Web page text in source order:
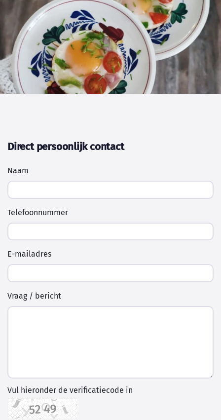
Direct persoonlijk contact
Naam
Telefoonnummer
E-mailadres
Vraag / bericht
Vul hieronder de verificatiecode in